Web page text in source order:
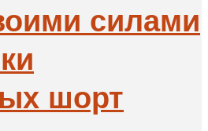
силами
шорт